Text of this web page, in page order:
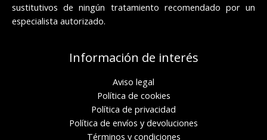
sustitutivos de ningún tratamiento recomendado por un
especialista autorizado.
Información de interés
Aviso legal
Política de cookies
Política de privacidad
Política de envíos y devoluciones
Términos y condiciones